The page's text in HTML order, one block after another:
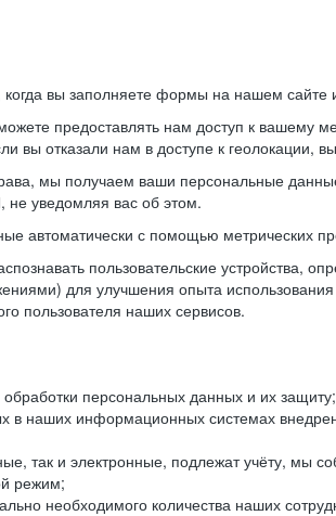
вы заполняете формы на нашем сайте
предоставлять нам доступ к вашему
вы отказали нам в доступе к геолокации,
мы получаем ваши персональные
уведомляя вас об этом.
автоматически с помощью метрических
пользовательские устройства,
для улучшения опыта
пользователя наших сервисов.
персональных данных и их защиту;
в наших информационных системах
так и электронные, подлежат учёту, мы
режим;
необходимого количества наших